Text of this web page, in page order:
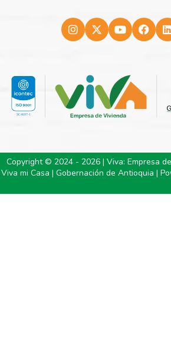
Copyright © 2024 - 2026 | Viva: Empresa
Viva mi Casa | Gobernación de Antioquia |